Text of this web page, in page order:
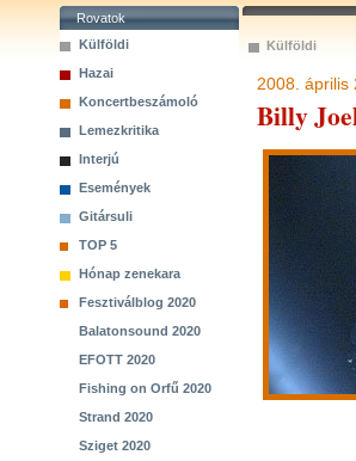
Rovatok
Külföldi
Hazai
Koncertbeszámoló
Lemezkritika
Interjú
Események
Gitársuli
TOP 5
Hónap zenekara
Fesztiválblog 2020
Balatonsound 2020
EFOTT 2020
Fishing on Orfű 2020
Strand 2020
Sziget 2020
Külföldi
2008. április
Billy